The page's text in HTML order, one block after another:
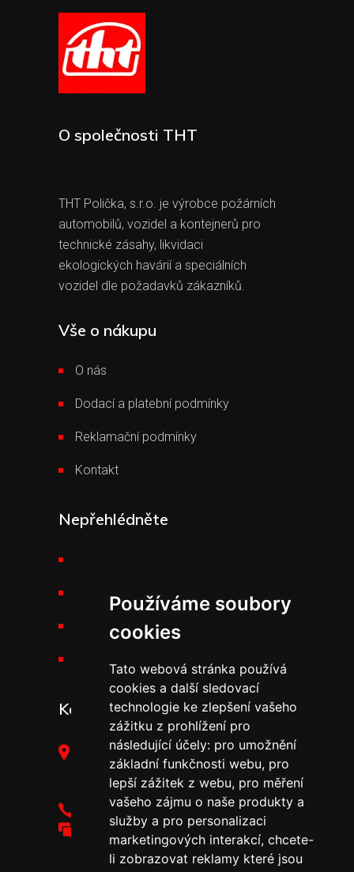
Používáme soubory
cookies
Tato webová stránka používá
cookies a další sledovací
technologie ke zlepšení vašeho
zážitku z prohlížení pro
následující účely: pro umožnění
základní funkčnosti webu, pro
lepší zážitek z webu, pro měření
vašeho zájmu o naše produkty a
služby a pro personalizaci
marketingových interakcí, chcete-
li zobrazovat reklamy které jsou
O společnosti THT
THT Polička, s.r.o. je výrobce požárních
automobilů, vozidel a kontejnerů pro
technické zásahy, likvidaci
ekologických havárií a speciálních
vozidel dle požadavků zákazníků.
Vše o nákupu
O nás
Dodací a platební podmínky
Reklamační podmínky
Kontakt
Nepřehlédněte
Výšková technika
Kariéra v THT
Kontakt
THT Polička, s.r.o.,
Starohradská 316,
572 01 Polička
+420 461 755 111
tht@tht.cz